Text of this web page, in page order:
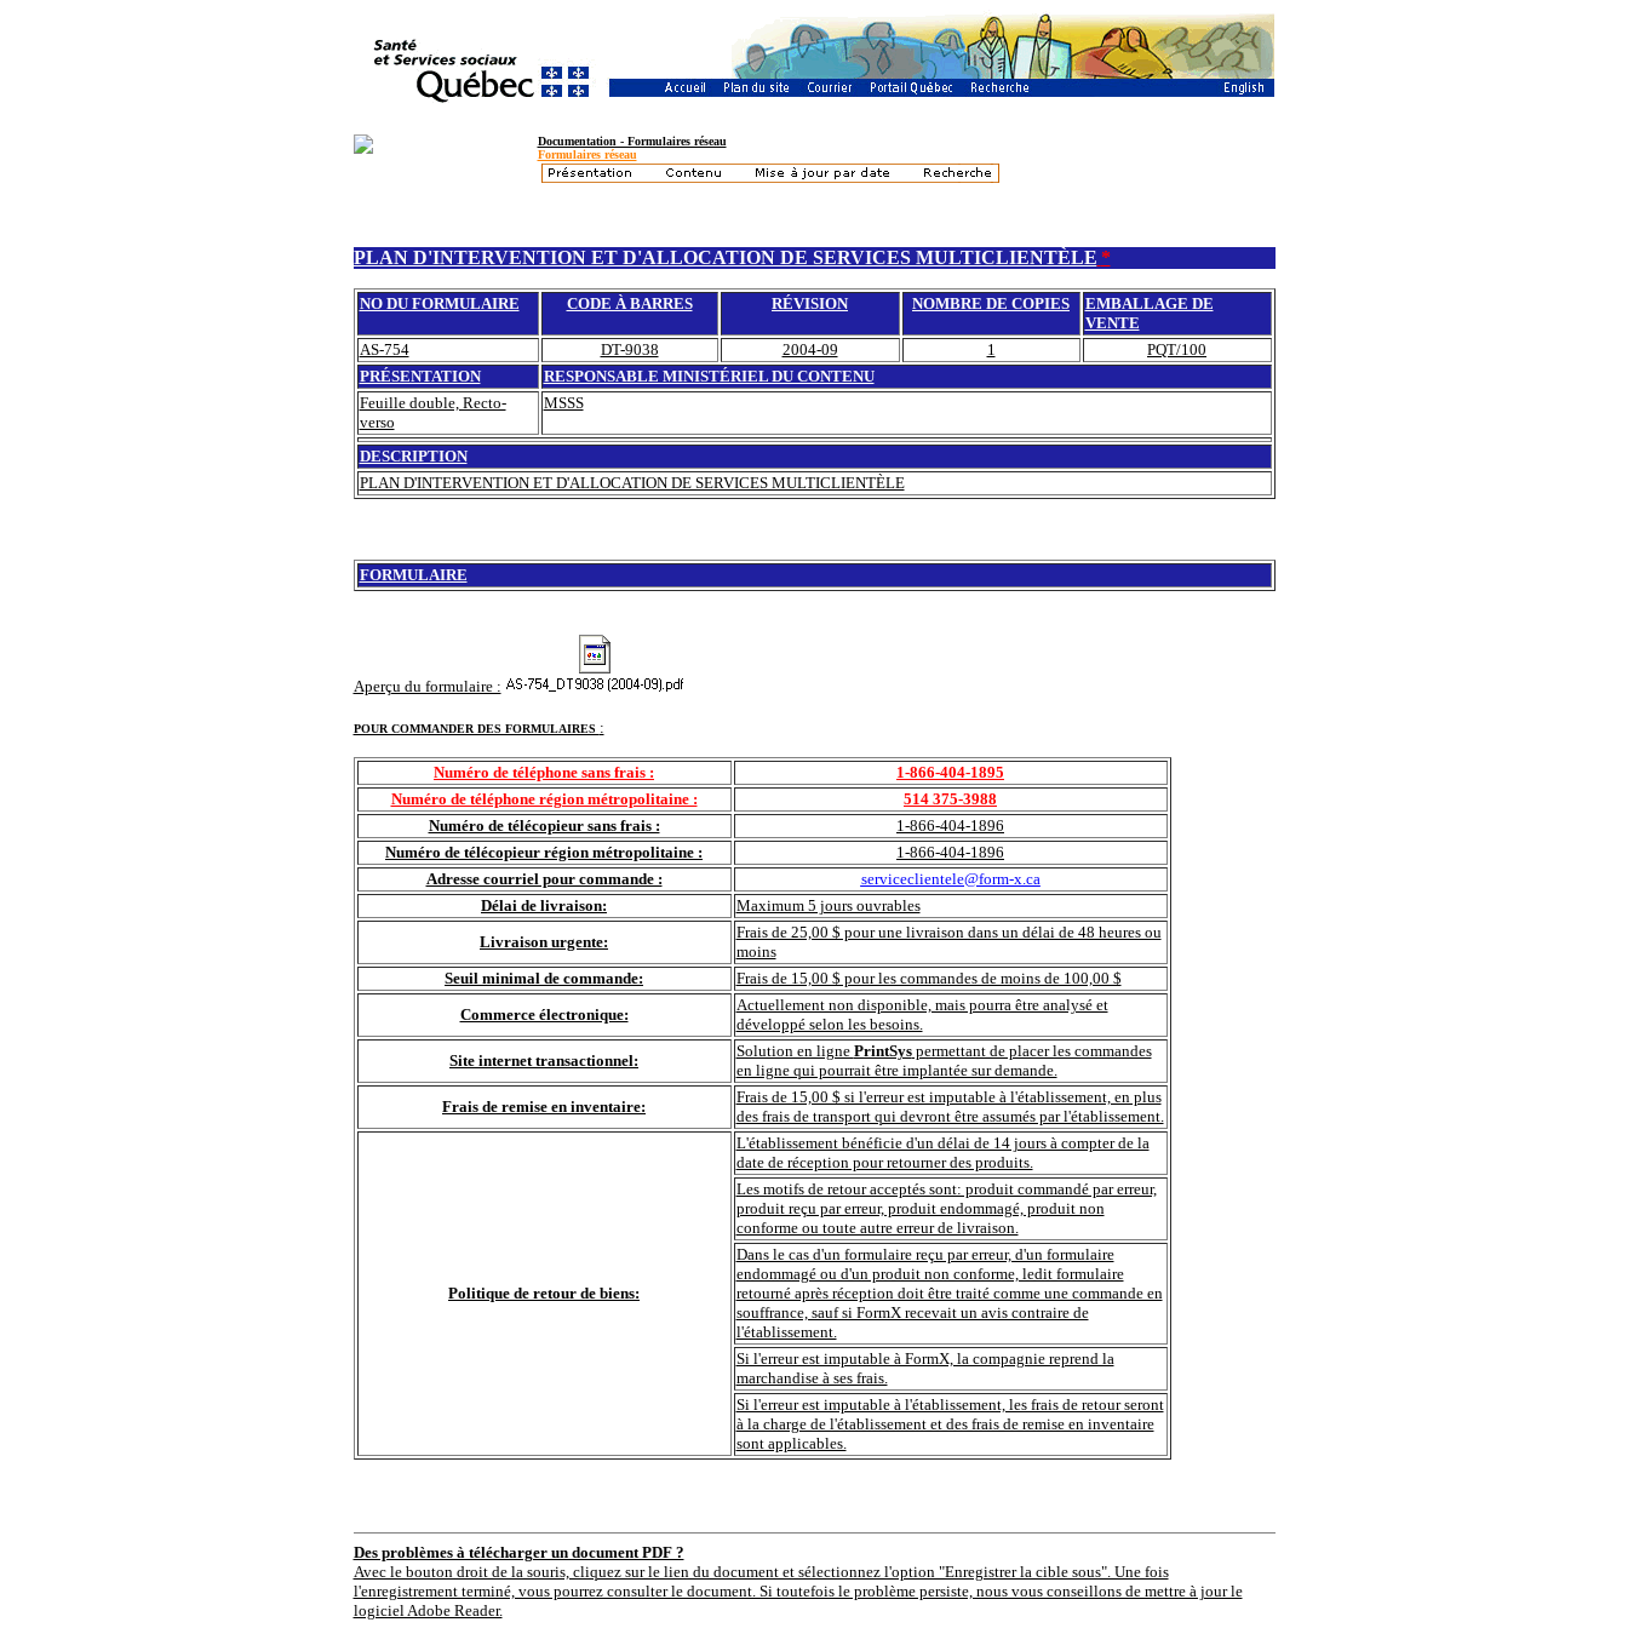
Documentation - Formulaires réseau
Formulaires réseau
PLAN D'INTERVENTION ET D'ALLOCATION DE SERVICES MULTICLIENTÈLE *
NO DU FORMULAIRE CODE À BARRES RÉVISION NOMBRE DE COPIES
EMBALLAGE DE
VENTE
AS-754
DT-9038 2004-09 1
PQT/100
PRÉSENTATION
RESPONSABLE MINISTÉRIEL DU CONTENU
Feuille double, Recto-
verso
MSSS
DESCRIPTION
PLAN D'INTERVENTION ET D'ALLOCATION DE SERVICES MULTICLIENTÈLE
FORMULAIRE
Aperçu du formulaire :
POUR COMMANDER DES FORMULAIRES :
Numéro de téléphone sans frais :
1-866-404-1895
Numéro de téléphone région métropolitaine :
514 375-3988
Numéro de télécopieur sans frais :
1-866-404-1896
Numéro de télécopieur région métropolitaine :
1-866-404-1896
Adresse courriel pour commande :
serviceclientele@form-x.ca
Délai de livraison:
Maximum 5 jours ouvrables
Livraison urgente:
Frais de 25,00 $ pour une livraison dans un délai de 48 heures ou
moins
Seuil minimal de commande:
Frais de 15,00 $ pour les commandes de moins de 100,00 $
Commerce électronique:
Actuellement non disponible, mais pourra être analysé et
développé selon les besoins.
Site internet transactionnel:
Solution en ligne PrintSyspermettant de placer les commandes
en ligne qui pourrait être implantée sur demande.
Frais de remise en inventaire:
Frais de 15,00 $ si l'erreur est imputable à l'établissement, en plus
des frais de transport qui devront être assumés par l'établissement.
Politique de retour de biens:
L'établissement bénéficie d'un délai de 14 jours à compter de la
date de réception pour retourner des produits.
Les motifs de retour acceptés sont: produit commandé par erreur,
produit reçu par erreur, produit endommagé, produit non
conforme ou toute autre erreur de livraison.
Dans le cas d'un formulaire reçu par erreur, d'un formulaire
endommagé ou d'un produit non conforme, ledit formulaire
retourné après réception doit être traité comme une commande en
souffrance, sauf si FormX recevait un avis contraire de
l'établissement.
Si l'erreur est imputable à FormX, la compagnie reprend la
marchandise à ses frais.
Si l'erreur est imputable à l'établissement, les frais de retour seront
à la charge de l'établissement et des frais de remise en inventaire
sont applicables.
Des problèmes à télécharger un document PDF ?
Avec le bouton droit de la souris, cliquez sur le lien du document et sélectionnez l'option "Enregistrer la cible sous". Une fois
l'enregistrement terminé, vous pourrez consulter le document. Si toutefois le problème persiste, nous vous conseillons de mettre à jour le
logiciel Adobe Reader.